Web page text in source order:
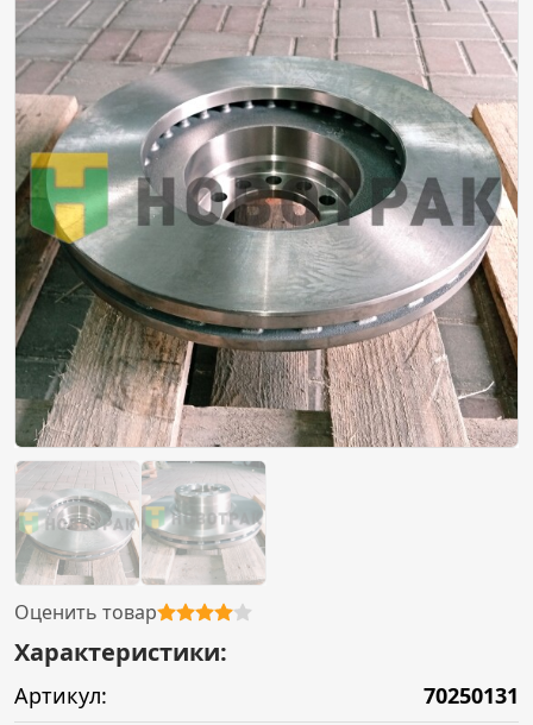
Оценить товар
Характеристики:
Артикул:
70250131